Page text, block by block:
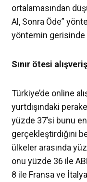
ortalamasından
Al, Sonra Öde”
yöntemin gerisinde
Sınır ötesi
Türkiye’de online
yurtdışındaki
yüzde 37’si bunu
gerçekleştirdiğini
ülkeler arasında
onu yüzde 36 ile
8 ile Fransa ve